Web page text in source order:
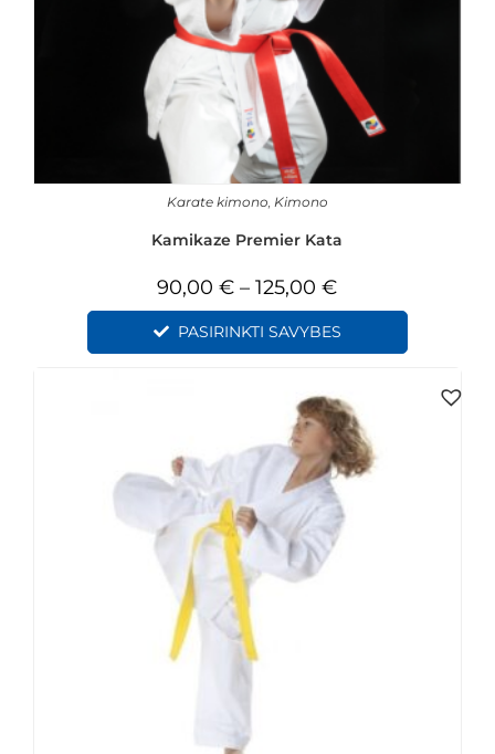
Karate kimono Kimono
Kamikaze Premier Kata
90,00€ – 125,00€
PASIRINKTI SAVYBES